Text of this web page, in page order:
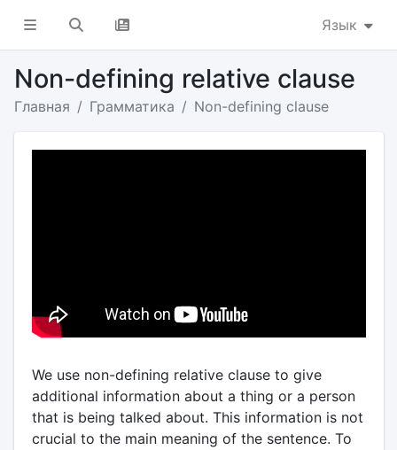
Язык
Non-defining relative clause
Главная Грамматика Non-defining clause
We use non-defining relative clause to give
additional information about a thing or a person
that is being talked about. This information is not
crucial to the main meaning of the sentence. To